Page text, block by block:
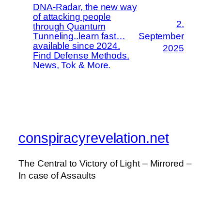
DNA-Radar, the new way
of attacking people
through Quantum
Tunneling..learn fast…
available since 2024.
Find Defense Methods.
News, Tok & More.
2.
September
2025
conspiracyrevelation.net
The Central to Victory of Light – Mirrored –
In case of Assaults